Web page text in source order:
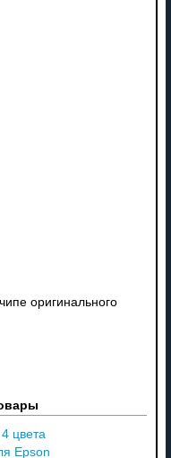
оригинального
цвета
Epson